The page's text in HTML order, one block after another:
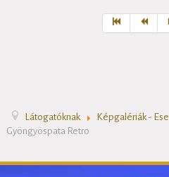
Látogatóknak
Képgalériák -
Gyöngyöspata Retro